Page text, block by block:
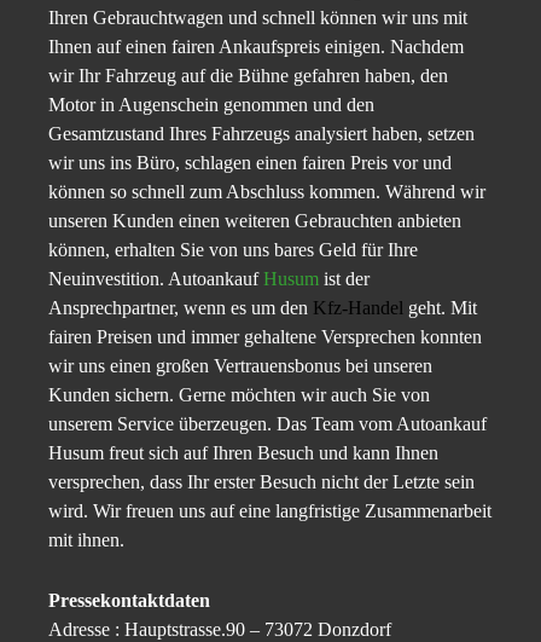
Ihren Gebrauchtwagen und schnell können wir uns mit
Ihnen auf einen fairen Ankaufspreis einigen. Nachdem
wir Ihr Fahrzeug auf die Bühne gefahren haben, den
Motor in Augenschein genommen und den
Gesamtzustand Ihres Fahrzeugs analysiert haben, setzen
wir uns ins Büro, schlagen einen fairen Preis vor und
können so schnell zum Abschluss kommen. Während wir
unseren Kunden einen weiteren Gebrauchten anbieten
können, erhalten Sie von uns bares Geld für Ihre
Neuinvestition. AutoankaufHusum ist der
Ansprechpartner, wenn es um den Kfz-Handel geht. Mit
fairen Preisen und immer gehaltene Versprechen konnten
wir uns einen großen Vertrauensbonus bei unseren
Kunden sichern. Gerne möchten wir auch Sie von
unserem Service überzeugen. Das Team vom Autoankauf
Husum freut sich auf Ihren Besuch und kann Ihnen
versprechen, dass Ihr erster Besuch nicht der Letzte sein
wird. Wir freuen uns auf eine langfristige Zusammenarbeit
mit ihnen.
Pressekontaktdaten
Adresse : Hauptstrasse.90 – 73072 Donzdorf